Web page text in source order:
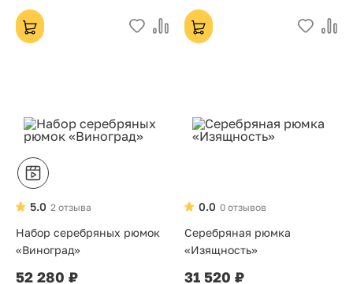
2 отзыва
5.0
Набор серебряных рюмок
«Виноград»
52 280 ₽
0 отзывов
0.0
Серебряная рюмка
«Изящность»
31 520 ₽